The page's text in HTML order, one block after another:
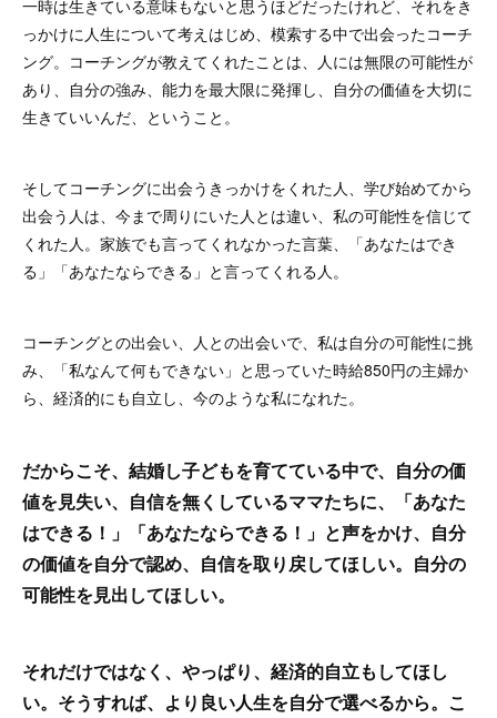
一時は生きている意味もないと思うほどだったけれど、それをき
っかけに人生について考えはじめ、模索する中で出会ったコーチ
ング。コーチングが教えてくれたことは、人には無限の可能性が
あり、自分の強み、能力を最大限に発揮し、自分の価値を大切に
生きていいんだ、ということ。
そしてコーチングに出会うきっかけをくれた人、学び始めてから
出会う人は、今まで周りにいた人とは違い、私の可能性を信じて
くれた人。家族でも言ってくれなかった言葉、「あなたはでき
る」「あなたならできる」と言ってくれる人。
コーチングとの出会い、人との出会いで、私は自分の可能性に挑
み、「私なんて何もできない」と思っていた時給850円の主婦か
ら、経済的にも自立し、今のような私になれた。
だからこそ、結婚し子どもを育てている中で、自分の価
値を見失い、自信を無くしているママたちに、「あなた
はできる！」「あなたならできる！」と声をかけ、自分
の価値を自分で認め、自信を取り戻してほしい。自分の
可能性を見出してほしい。
それだけではなく、やっぱり、経済的自立もしてほし
い。そうすれば、より良い人生を自分で選べるから。こ